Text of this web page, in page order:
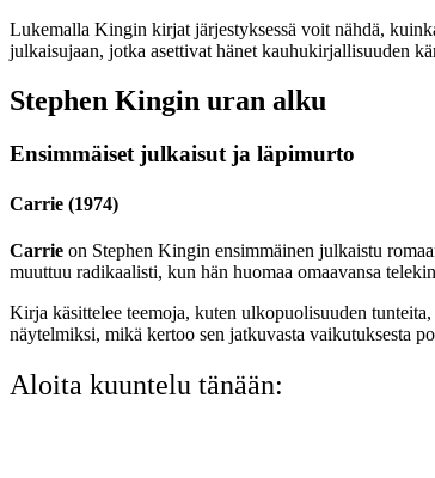
Lukemalla Kingin kirjat järjestyksessä voit nähdä,
julkaisujaan, jotka asettivat hänet kauhukirjallisuuden
Stephen Kingin uran alku
Ensimmäiset julkaisut ja läpimurto
Carrie (1974)
Carrie on Stephen Kingin ensimmäinen julkaistu
muuttuu radikaalisti, kun hän huomaa omaavansa
Kirja käsittelee teemoja, kuten ulkopuolisuuden
näytelmiksi, mikä kertoo sen jatkuvasta vaikutuksesta
Aloita kuuntelu tänään: